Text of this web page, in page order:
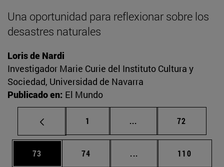
Una oportunidad para reflexionar sobre los
desastres naturales
Loris de Nardi
Investigador Marie Curie del Instituto Cultura y
Sociedad, Universidad de Navarra
Publicado en: El Mundo
Página
1 ... Páginas intermedias
Página
72
Página
73 Página
74 ... Páginas intermedias
Página
110